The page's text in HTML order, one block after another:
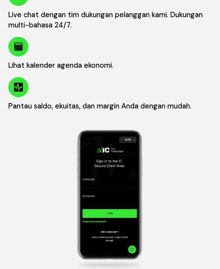
Live chat dengan tim dukungan pelanggan kami. Dukungan
multi-bahasa 24/7.
Lihat kalender agenda ekonomi.
Pantau saldo, ekuitas, dan margin Anda dengan mudah.